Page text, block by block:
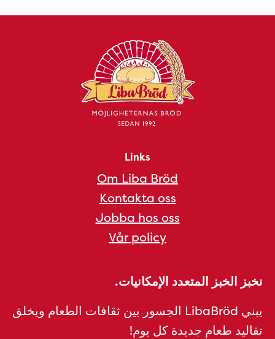
Links
Om Liba Bröd
Kontakta oss
Jobba hos oss
Vår policy
نخبز الخبز المتعدد الإمكانيات.
يبني LibaBröd الجسور بين ثقافات الطعام ويخلق
تقاليد طعام جديدة كل يوم!